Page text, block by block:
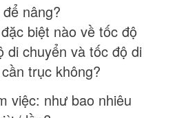
để nâng?
biệt nào về tốc độ
di chuyển và tốc độ di
trục không?
việc: như bao nhiêu